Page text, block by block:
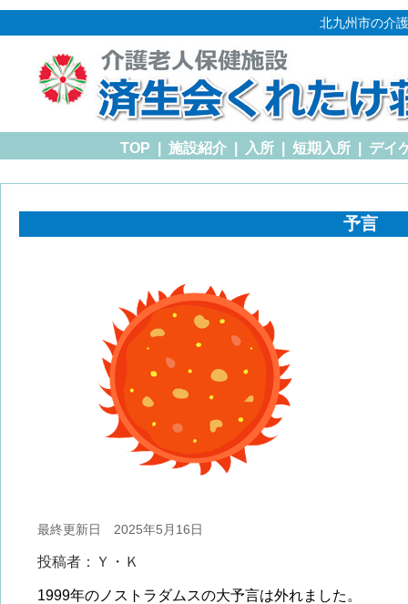
北九州市の介
TOP 施設紹介 入所 短期入所 デイ
予言
最終更新日 2025年5月16日
投稿者：Ｙ・Ｋ
1999年のノストラダムスの大予言は外れました。